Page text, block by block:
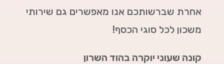
אחרת שברשותכם אנו מאפשרים גם שירותי
משכון לכל סוגי הכסף!
קונה שעוני יוקרה בהוד השרון